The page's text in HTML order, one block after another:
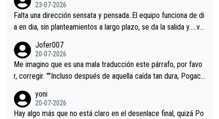
23-07-2026
Falta una dirección sensata y pensada..El equipo funciona de di
a en dia, sin planteamientos a largo plazo, se da la salida y…..ve
Minguez, Velez etc etc.Me da pena vivir estos momentos tan
tristes sin victorias.
Jofer007
20-07-2026
Me imagino que es una mala traducción este párrafo, por favo
r, corregir. ""Incluso después de aquella caída tan dura, Pogaca
permaneció pegado a su rueda. Parecía increíble la forma en l
a que era capaz de controlar el miedo", recordó."
yoni
20-07-2026
Hay algo más que no está claro en el desenlace final, quizá Po